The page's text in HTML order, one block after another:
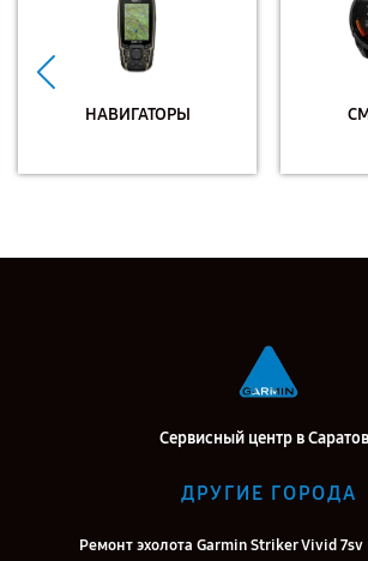
НАВИГАТОРЫ
Сервисный центр в
ДРУГИЕ ГОРОДА
Ремонт эхолота Garmin Striker Vivid 7sv